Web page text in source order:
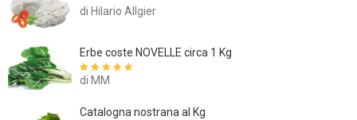
di Hilario Allgier
Erbe coste NOVELLE circa 1 Kg
Valutato
di MM
Catalogna nostrana al Kg